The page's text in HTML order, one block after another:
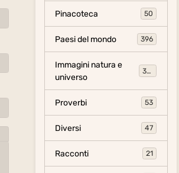
Pinacoteca 50
Paesi del mondo 396
Immagini natura e
universo
306
Proverbi 53
Diversi 47
Racconti 21